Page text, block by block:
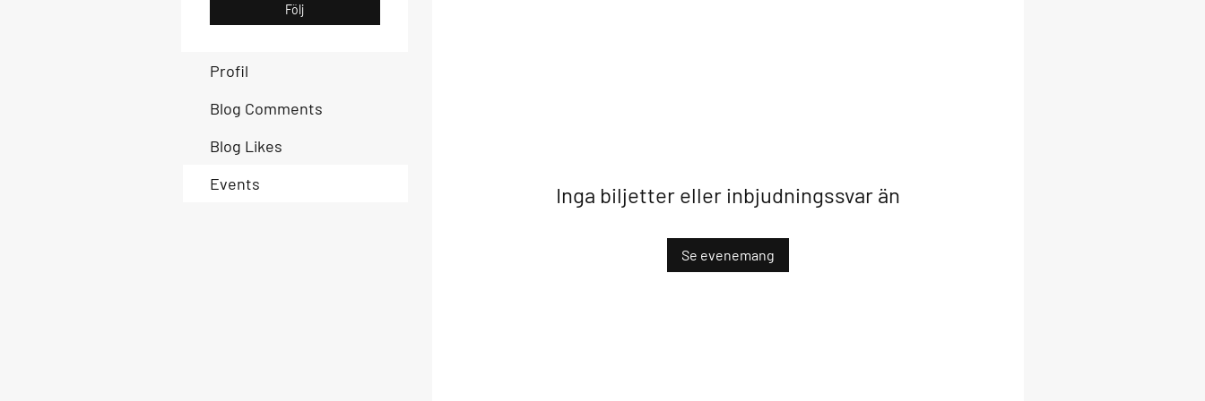
Inga biljetter eller inbjudningssvar än
Se evenemang
Följ
Profil
Blog Comments
Blog Likes
Events